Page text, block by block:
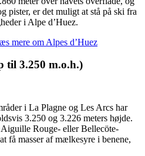
pister, er det muligt at stå på ski fra
i Alpe d’Huez.
mere om Alpes d’Huez
til 3.250 m.o.h.)
i La Plagne og Les Arcs har
3.250 og 3.226 meters højde.
Rouge- eller Bellecöte-
få masser af mælkesyre i benene,